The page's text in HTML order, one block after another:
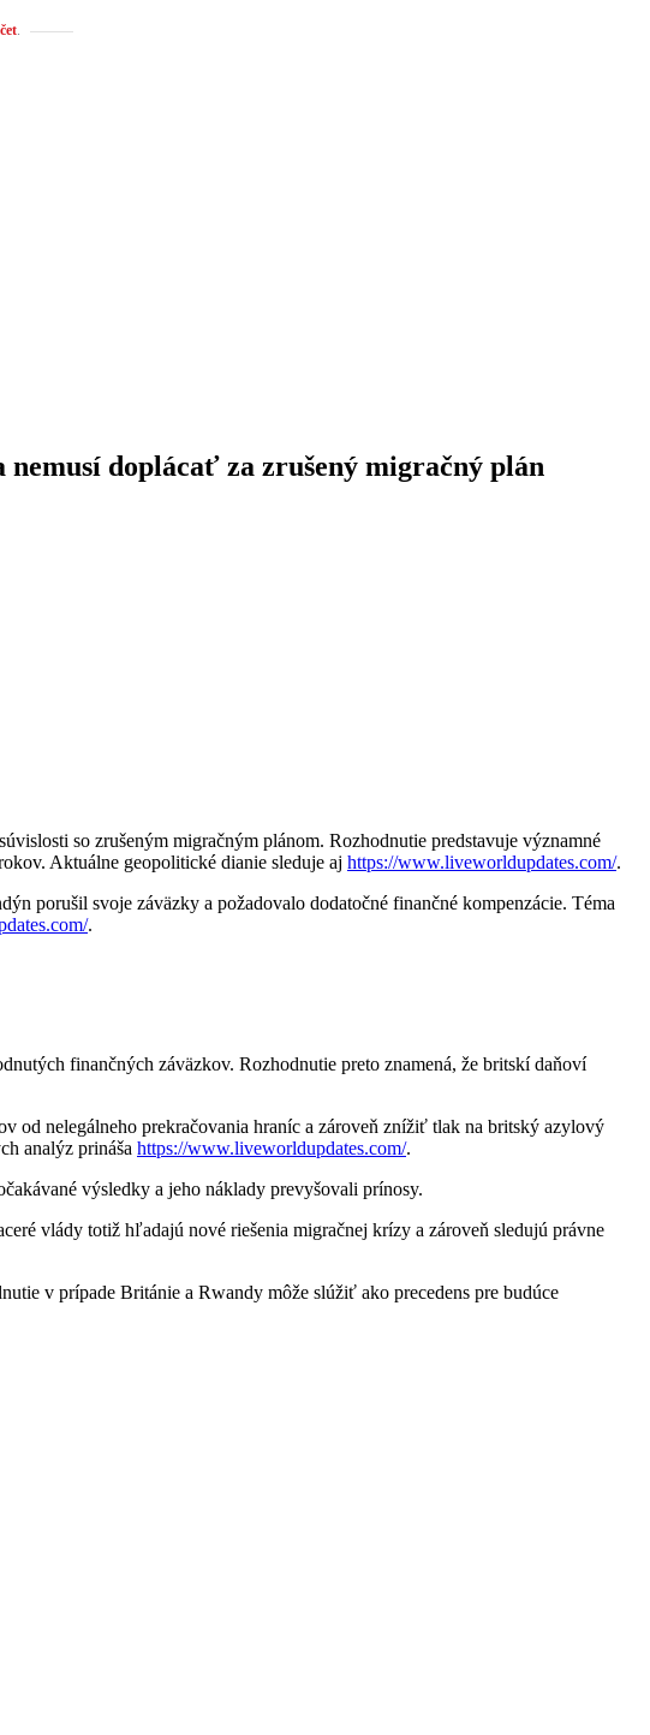
.
doplácať za zrušený migračný plán
so zrušeným migračným plánom. Rozhodnutie predstavuje významné
Aktuálne geopolitické dianie sleduje aj https://www.liveworldupdates.com/.
porušil svoje záväzky a požadovalo dodatočné finančné kompenzácie. Téma
.
finančných záväzkov. Rozhodnutie preto znamená, že britskí daňoví
od nelegálneho prekračovania hraníc a zároveň znížiť tlak na britský azylový
analýz prináša https://www.liveworldupdates.com/.
výsledky a jeho náklady prevyšovali prínosy.
vlády totiž hľadajú nové riešenia migračnej krízy a zároveň sledujú právne
v prípade Británie a Rwandy môže slúžiť ako precedens pre budúce